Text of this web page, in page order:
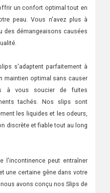
un confort optimal tout en
peau. Vous n'avez plus à
des démangeaisons causées
s'adaptent parfaitement à
maintien optimal sans causer
à vous soucier de fuites
tachés. Nos slips sont
les liquides et les odeurs,
discrète et fiable tout au long
l'incontinence peut entraîner
une certaine gêne dans votre
avons conçu nos Slips de